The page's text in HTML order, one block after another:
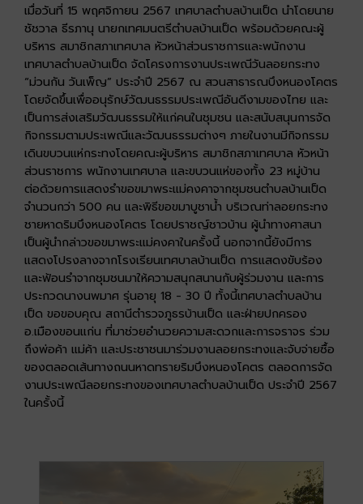
เมื่อวันที่ 15 พฤศจิกายน 2567 เทศบาลตำบลบ้านเป็ด นำโดยนาย
ชัชวาล ธีรภานุ นายกเทศมนตรีตำบลบ้านเป็ด พร้อมด้วยคณะผู้
บริหาร สมาชิกสภาเทศบาล หัวหน้าส่วนราชการและพนักงาน
เทศบาลตำบลบ้านเป็ด จัดโครงการงานประเพณีวันลอยกระทง
“ม่วนกัน วันเพ็ญ” ประจำปี 2567 ณ สวนสาธารณบึงหนองโคตร
โดยจัดขึ้นเพื่ออนุรักษ์วัฒนธรรมประเพณีอันดีงามของไทย และ
เป็นการส่งเสริมวัฒนธรรมให้แก่คนในชุมชน และสนับสนุนการจัด
กิจกรรมตามประเพณีและวัฒนธรรมต่างๆ ภายในงานมีกิจกรรม
เดินขบวนแห่กระทงโดยคณะผู้บริหาร สมาชิกสภาเทศบาล หัวหน้า
ส่วนราชการ พนักงานเทศบาล และขบวนแห่ของทั้ง 23 หมู่บ้าน
ต่อด้วยการแสดงรำขอขมาพระแม่คงคาจากชุมชนตำบลบ้านเป็ด
จำนวนกว่า 500 คน และพิธีขอขมาบูชาน้ำ บริเวณท่าลอยกระทง
ชายหาดริมบึงหนองโคตร โดยปราชญ์ชาวบ้าน ผู้นำทางศาสนา
เป็นผู้นำกล่าวขอขมาพระแม่คงคาในครั้งนี้ นอกจากนี้ยังมีการ
แสดงโปรงลางจากโรงเรียนเทศบาลบ้านเป็ด การแสดงขับร้อง
และฟ้อนรำจากชุมชนมาให้ความสนุกสนานกับผู้ร่วมงาน และการ
ประกวดนางนพมาศ รุ่นอายุ 18 - 30 ปี ทั้งนี้เทศบาลตำบลบ้าน
เป็ด ขอขอบคุณ สถานีตำรวจภูธรบ้านเป็ด และฝ่ายปกครอง
อ.เมืองขอนแก่น ที่มาช่วยอำนวยความสะดวกและการจราจร ร่วม
ถึงพ่อค้า แม่ค้า และประชาชนมาร่วมงานลอยกระทงและจับจ่ายซื้อ
ของตลอดเส้นทางถนนหาดทรายริมบึงหนองโคตร ตลอดการจัด
งานประเพณีลอยกระทงของเทศบาลตำบลบ้านเป็ด ประจำปี 2567
ในครั้งนี้